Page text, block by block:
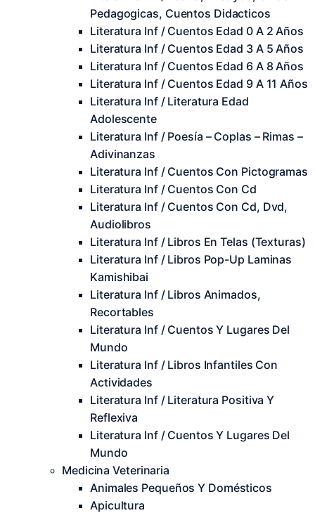
Pedagogicas, Cuentos Didacticos
Literatura Inf / Cuentos Edad 0 A 2 Años
Literatura Inf / Cuentos Edad 3 A 5 Años
Literatura Inf / Cuentos Edad 6 A 8 Años
Literatura Inf / Cuentos Edad 9 A 11 Años
Literatura Inf / Literatura Edad
Adolescente
Literatura Inf / Poesía – Coplas – Rimas –
Adivinanzas
Literatura Inf / Cuentos Con Pictogramas
Literatura Inf / Cuentos Con Cd
Literatura Inf / Cuentos Con Cd, Dvd,
Audiolibros
Literatura Inf / Libros En Telas (Texturas)
Literatura Inf / Libros Pop-Up Laminas
Kamishibai
Literatura Inf / Libros Animados,
Recortables
Literatura Inf / Cuentos Y Lugares Del
Mundo
Literatura Inf / Libros Infantiles Con
Actividades
Literatura Inf / Literatura Positiva Y
Reflexiva
Literatura Inf / Cuentos Y Lugares Del
Mundo
Medicina Veterinaria
Animales Pequeños Y Domésticos
Apicultura